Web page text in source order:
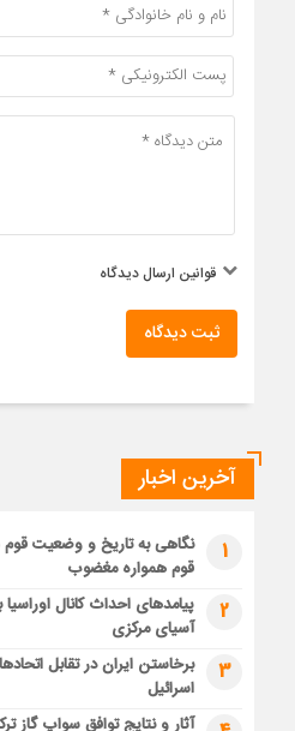
قوانین ارسال دیدگاه
ثبت دیدگاه
آخرین اخبار
1
نگاهی به تاریخ و وضعیت قوم
قوم همواره مغضوب
2
پیامدهای احداث کانال
آسیای مرکزی
3
برخاستن ایران در تقابل
اسرائیل
آثار و نتایج توافق سواپ گاز